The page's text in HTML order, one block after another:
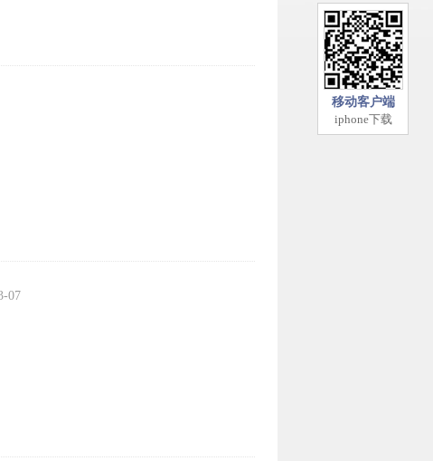
07
移动客户端
iphone下载